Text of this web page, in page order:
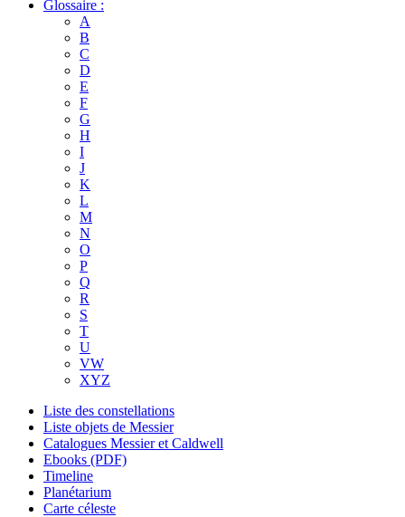
Glossaire :
A
B
C
D
E
F
G
H
I
J
K
L
M
N
O
P
Q
R
S
T
U
VW
XYZ
Liste des constellations
Liste objets de Messier
Catalogues Messier et Caldwell
Ebooks (PDF)
Timeline
Planétarium
Carte céleste